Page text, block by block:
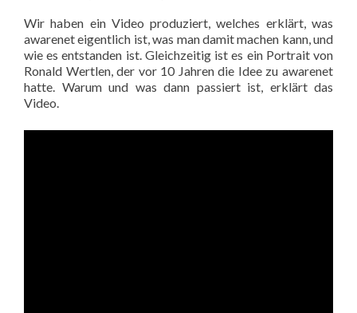
Wir haben ein Video produziert, welches erklärt, was
awarenet eigentlich ist, was man damit machen kann, und
wie es entstanden ist. Gleichzeitig ist es ein Portrait von
Ronald Wertlen, der vor 10 Jahren die Idee zu awarenet
hatte. Warum und was dann passiert ist, erklärt das
Video.